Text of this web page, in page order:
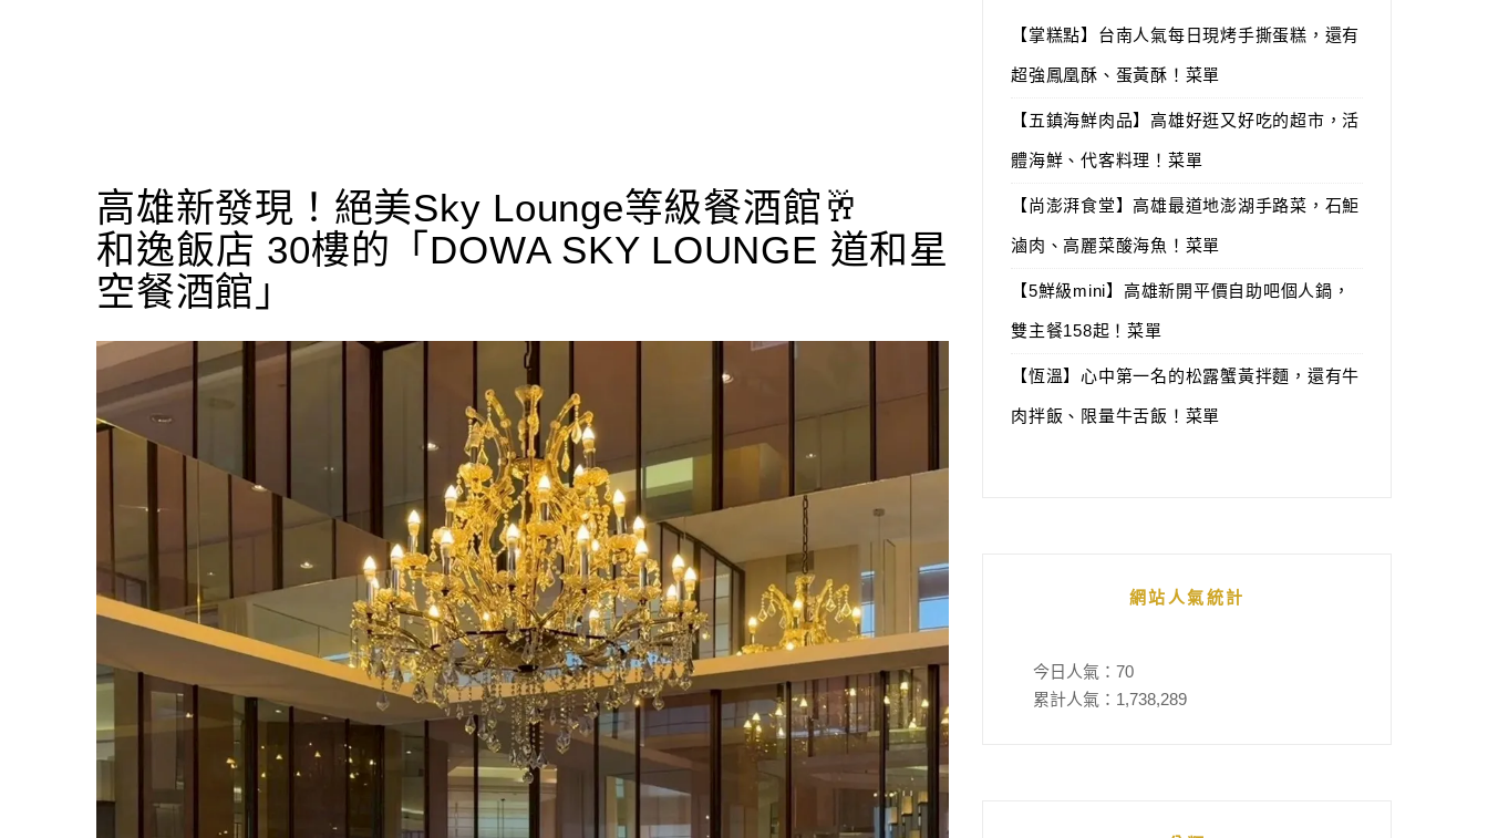
高雄新發現！絕美Sky Lounge等級餐酒館🥂
和逸飯店 30樓的「DOWA SKY LOUNGE 道和星
空餐酒館」
【掌糕點】台南人氣每日現烤手撕蛋糕，還有
超強鳳凰酥、蛋黃酥！菜單
【五鎮海鮮肉品】高雄好逛又好吃的超市，活
體海鮮、代客料理！菜單
【尚澎湃食堂】高雄最道地澎湖手路菜，石鮔
滷肉、高麗菜酸海魚！菜單
【5鮮級mini】高雄新開平價自助吧個人鍋，
雙主餐158起！菜單
【恆溫】心中第一名的松露蟹黃拌麵，還有牛
肉拌飯、限量牛舌飯！菜單
網站人氣統計
今日人氣： 70
累計人氣： 1,738,289